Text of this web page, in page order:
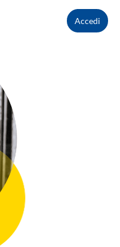
Accedi